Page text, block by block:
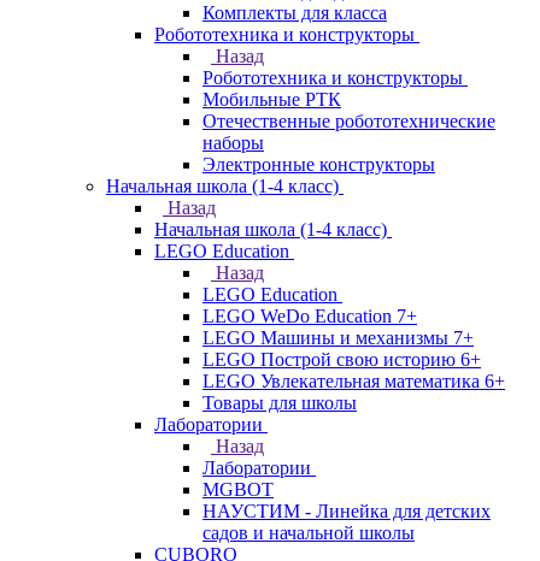
Комплекты для класса
Робототехника и конструкторы
Назад
Робототехника и конструкторы
Мобильные РТК
Отечественные робототехнические
наборы
Электронные конструкторы
Начальная школа (1-4 класс)
Назад
Начальная школа (1-4 класс)
LEGO Education
Назад
LEGO Education
LEGO WeDo Education 7+
LEGO Машины и механизмы 7+
LEGO Построй свою историю 6+
LEGO Увлекательная математика 6+
Товары для школы
Лаборатории
Назад
Лаборатории
MGBOT
НАУСТИМ - Линейка для детских
садов и начальной школы
CUBORO